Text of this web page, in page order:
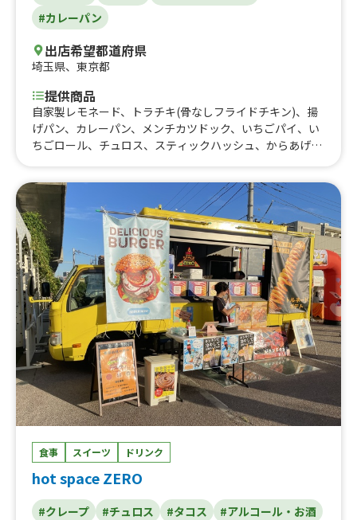
#カレーパン
出店希望都道府県
埼玉県、 東京都
提供商品
自家製レモネード、トラチキ(骨なしフライドチキン)、揚
げパン、カレーパン、メンチカツドック、いちごパイ、い
ちごロール、チュロス、スティックハッシュ、からあげ3
コーヒー、アイスコーヒー、ホットレモネード、レモンコ
ーラ、レモネード、じゃが玉、からあげメンチ弁当、蒸し
餃子、ももまん2個、ちまき、肉まん、レモンコーラ、レ
モネード、ふりふりポテト、タピオカミルクティー、てぃ
ーがちゃんの特製からあげ(2個)マヨネーズ付き、からあげ
串、ラムネ、揚げたこ焼き、ふるふるポテト、チキン南蛮
丼、からあげ丼 500円、レインボーからあげ丼、ペット
ボトルドリンク、スペシャルかき氷、かき氷、タルタルか
らあげバーガー、タルタルコロッケバーガー、カレーライ
ス、ウインナーコロッケ、揚げたてフレンチトースト さ
くら味、クラムチャウダー、肉野菜コロッケ、唐揚げ串、
揚げたてフレンチトースト、てぃーがちゃんの特製からあ
げ(3個)、てぃーがちゃんの特製からあげ(5個)、チュロス
(6個入り)、じゃが玉(5個入り)、からあげ丼
食事 スイーツ ドリンク
hot space ZERO
#クレープ #チュロス #タコス #アルコール・お酒